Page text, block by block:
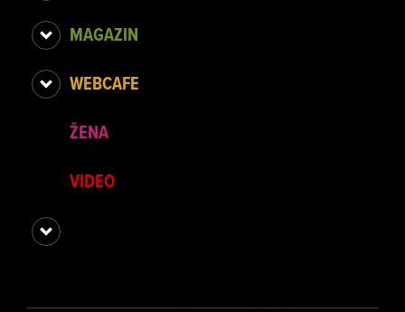
MAGAZIN
WEBCAFE
ŽENA
VIDEO